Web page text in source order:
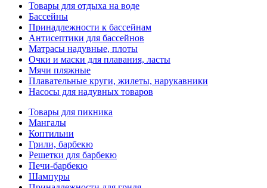
Товары для отдыха на воде
Бассейны
Принадлежности к бассейнам
Антисептики для бассейнов
Матраcы надувные, плоты
Очки и маски для плавания, ласты
Мячи пляжные
Плавательные круги, жилеты, нарукавники
Насосы для надувных товаров
Товары для пикника
Мангалы
Коптильни
Грили, барбекю
Решетки для барбекю
Печи-барбекю
Шампуры